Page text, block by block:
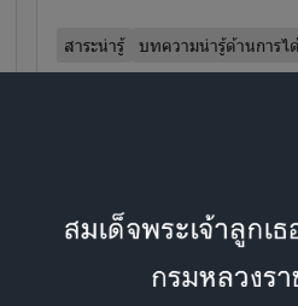
สาระน่ารู้ บทความน่ารู้ด้านการไ